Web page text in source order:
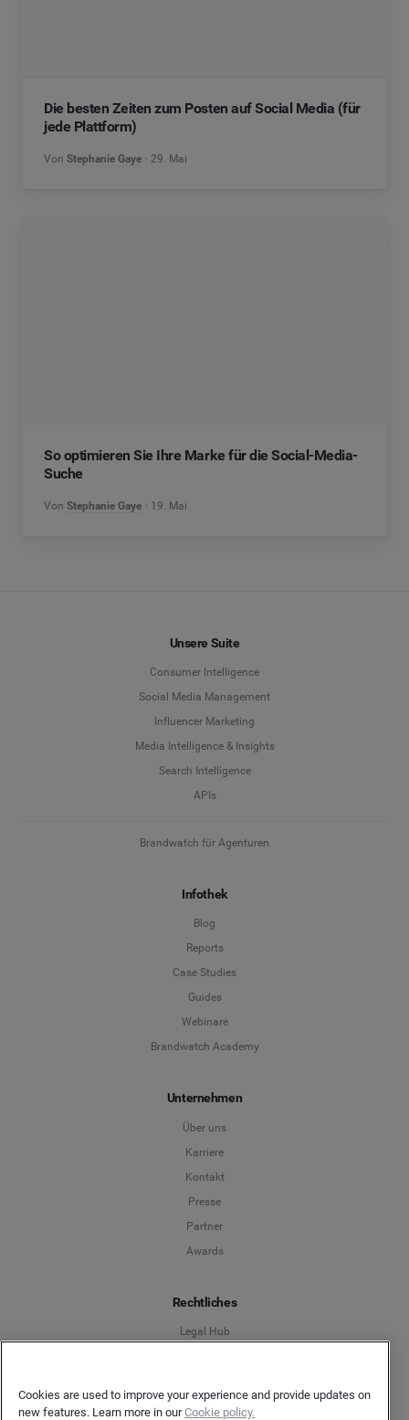
Die besten Zeiten zum Posten auf Social Media (für
jede Plattform)
Von Stephanie Gaye 29. Mai
So optimieren Sie Ihre Marke für die Social-Media-
Suche
Von Stephanie Gaye 19. Mai
Unsere Suite
Consumer Intelligence
Social Media Management
Influencer Marketing
Media Intelligence & Insights
Search Intelligence
APIs
Brandwatch für Agenturen
Infothek
Blog
Reports
Case Studies
Guides
Webinare
Brandwatch Academy
Unternehmen
Über uns
Karriere
Kontakt
Presse
Partner
Awards
Rechtliches
Legal Hub
Terms and Conditions
Cookies are used to improve your experience and provide updates on
new features. Learn more in ourCookie policy.